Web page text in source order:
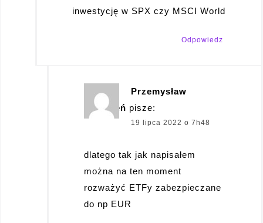
inwestycję w SPX czy MSCI World
Odpowiedz
Przemysław
Kwiecień pisze:
19 lipca 2022 o 7h48
dlatego tak jak napisałem
można na ten moment
rozważyć ETFy zabezpieczane
do np EUR